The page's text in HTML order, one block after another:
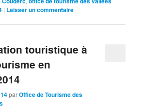
| Laisser un commentaire
touristique à
en
parOffice de Tourisme des